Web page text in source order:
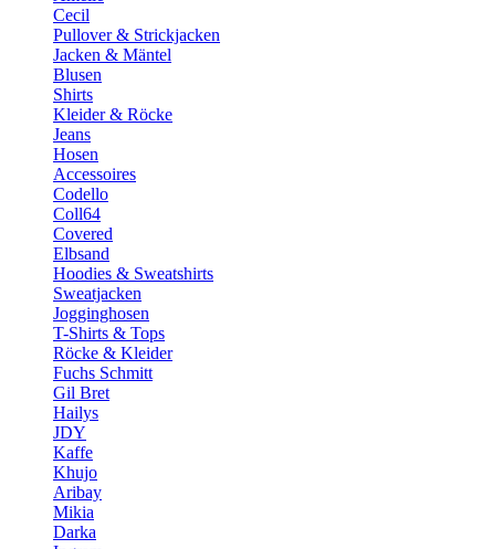
Cecil
Pullover & Strickjacken
Jacken & Mäntel
Blusen
Shirts
Kleider & Röcke
Jeans
Hosen
Accessoires
Codello
Coll64
Covered
Elbsand
Hoodies & Sweatshirts
Sweatjacken
Jogginghosen
T-Shirts & Tops
Röcke & Kleider
Fuchs Schmitt
Gil Bret
Hailys
JDY
Kaffe
Khujo
Aribay
Mikia
Darka